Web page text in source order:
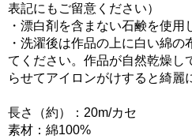
表記にもご留意ください）
・漂白剤を含まない石鹸を使用
・洗濯後は作品の上に白い綿
てください。作品が自然乾燥し
らせてアイロンがけすると綺麗
長さ（約）：20m/カセ
素材：綿100%